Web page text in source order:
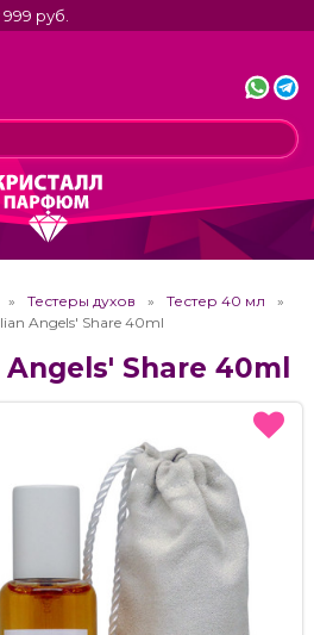
руб.
Тестеры духов
Тестер 40 мл
Angels' Share 40ml
Share 40ml